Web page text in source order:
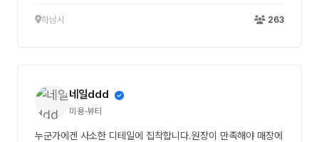
하남시 263
네일ddd
미용·뷰티
누군가에겐 사소한 디테일에 집착합니다.원장이 만족해야 매장에